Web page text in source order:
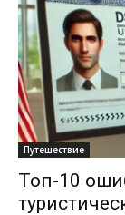
Путешествие
Топ-10